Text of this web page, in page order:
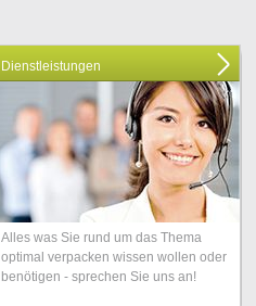
Dienstleistungen
Alles was Sie rund um das Thema
optimal verpacken wissen wollen oder
benötigen - sprechen Sie uns an!